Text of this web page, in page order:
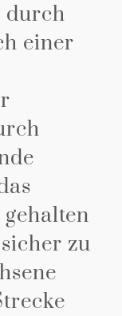
durch
einer
zu